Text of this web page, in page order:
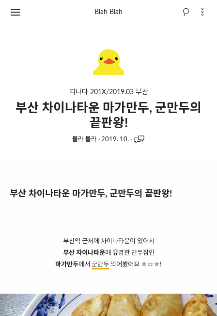
Blah Blah
떠나다 201X/2019.03 부산
부산 차이나타운 마가만두, 군만두의
끝판왕!
블라 블라 · 2019. 10. ·
부산 차이나타운 마가만두, 군만두의 끝판왕!
부산역 근처에 차이나타운이 있어서
부산 차이나타운에 유명한 만두집인
마가만두에서 군만두 먹어봤어요 ㅎㅂㅎ!